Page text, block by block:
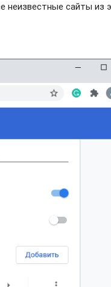
неизвестные сайты из